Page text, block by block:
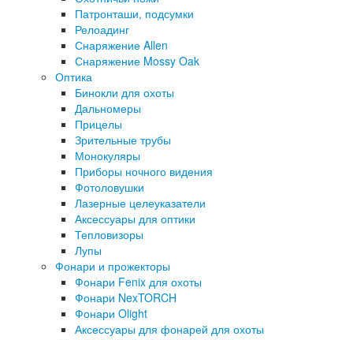
Патронташи, подсумки
Релоадинг
Снаряжение Allen
Снаряжение Mossy Oak
Оптика
Бинокли для охоты
Дальномеры
Прицелы
Зрительные трубы
Монокуляры
Приборы ночного видения
Фотоловушки
Лазерные целеуказатели
Аксессуары для оптики
Тепловизоры
Лупы
Фонари и прожекторы
Фонари Fenix для охоты
Фонари NexTORCH
Фонари Olight
Аксессуары для фонарей для охоты